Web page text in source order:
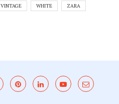
VINTAGE WHITE ZARA